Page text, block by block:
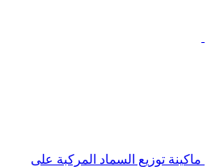
ماكينة توزيع السماد المركبة على